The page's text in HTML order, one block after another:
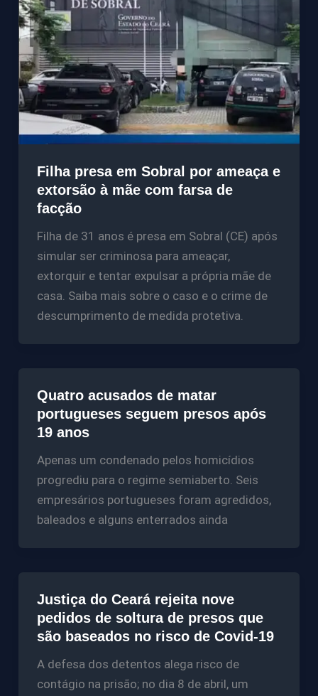
Filha presa em Sobral por ameaça e
extorsão à mãe com farsa de
facção
Filha de 31 anos é presa em Sobral (CE) após
simular ser criminosa para ameaçar,
extorquir e tentar expulsar a própria mãe de
casa. Saiba mais sobre o caso e o crime de
descumprimento de medida protetiva.
Quatro acusados de matar
portugueses seguem presos após
19 anos
Apenas um condenado pelos homicídios
progrediu para o regime semiaberto. Seis
empresários portugueses foram agredidos,
baleados e alguns enterrados ainda
Justiça do Ceará rejeita nove
pedidos de soltura de presos que
são baseados no risco de Covid-19
A defesa dos detentos alega risco de
contágio na prisão; no dia 8 de abril, um